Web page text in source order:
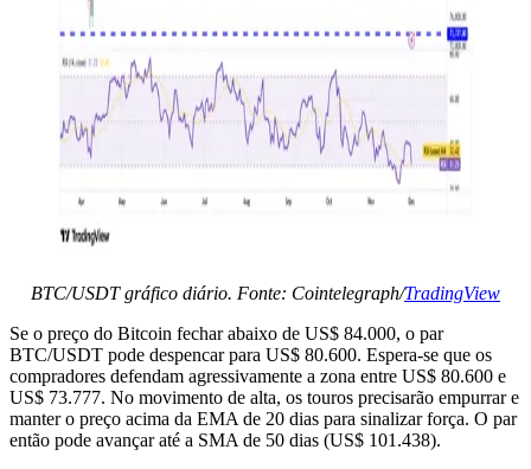
BTC/USDT gráfico diário. Fonte: Cointelegraph/TradingView
Se o preço do Bitcoin fechar abaixo de US$ 84.000, o par
BTC/USDT pode despencar para US$ 80.600. Espera-se que os
compradores defendam agressivamente a zona entre US$ 80.600 e
US$ 73.777. No movimento de alta, os touros precisarão empurrar e
manter o preço acima da EMA de 20 dias para sinalizar força. O par
então pode avançar até a SMA de 50 dias (US$ 101.438).